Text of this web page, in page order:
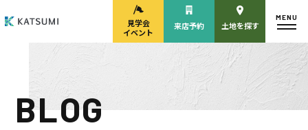
モデルハウス
来場予約
見学会・
見学会
イベント
来店予約 土地を探す
MENU
BLOG